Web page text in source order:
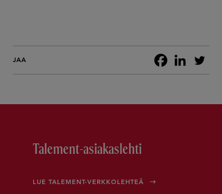
JAA
Talement-asiakaslehti
LUE TALEMENT-VERKKOLEHTEÄ